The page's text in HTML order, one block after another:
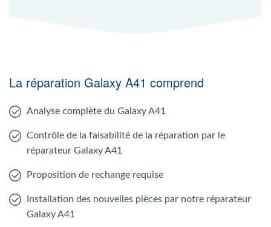
La réparation Galaxy A41 comprend
Analyse complète du Galaxy A41
Contrôle de la faisabilité de la réparation par le
réparateur Galaxy A41
Proposition de rechange requise
Installation des nouvelles pièces par notre réparateur
Galaxy A41